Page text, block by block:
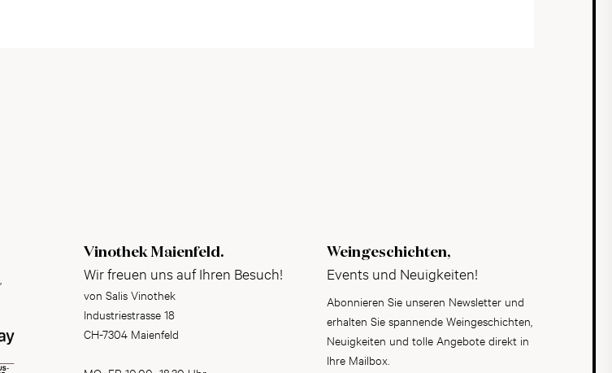
Vinothek Maienfeld.
Wir freuen uns auf Ihren Besuch!
von Salis Vinothek
Industriestrasse 18
CH-7304 Maienfeld
Weingeschichten,
Events und Neuigkeiten!
Abonnieren Sie unseren Newsletter und
erhalten Sie spannende Weingeschichten,
Neuigkeiten und tolle Angebote direkt in
Ihre Mailbox.